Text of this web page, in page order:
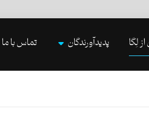
لِگا پدیدآورندگان تماس با ما